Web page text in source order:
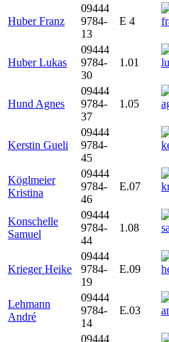
Huber Franz
09444
9784-
13
E 4
Huber Lukas
09444
9784-
30
1.01
Hund Agnes
09444
9784-
37
1.05
Kerstin Gueli
09444
9784-
45
Köglmeier
Kristina
09444
9784-
46
E.07
Konschelle
Samuel
09444
9784-
44
1.08
Krieger Heike
09444
9784-
19
E.09
Lehmann
André
09444
9784-
14
E.03
09444